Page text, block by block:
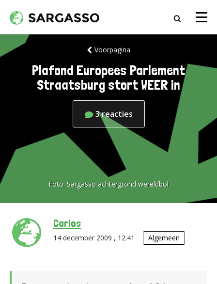
Voorpagina
Plafond Europees Parlement
Straatsburg stort WEER in
3reacties
Foto: Sargasso achtergrond wereldbol
Carlos
14 december 2009 , 12:41 Algemeen